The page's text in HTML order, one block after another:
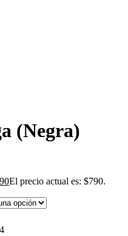
(Negra)
El precio actual es: $790.
4